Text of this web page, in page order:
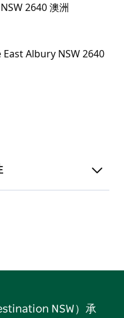
理航班登機手續。直接
航班服務的資訊。
2640 澳洲
NSW）承